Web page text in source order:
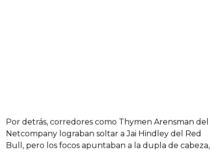
Por detrás, corredores como Thymen Arensman del
Netcompany lograban soltar a Jai Hindley del Red
Bull, pero los focos apuntaban a la dupla de cabeza,